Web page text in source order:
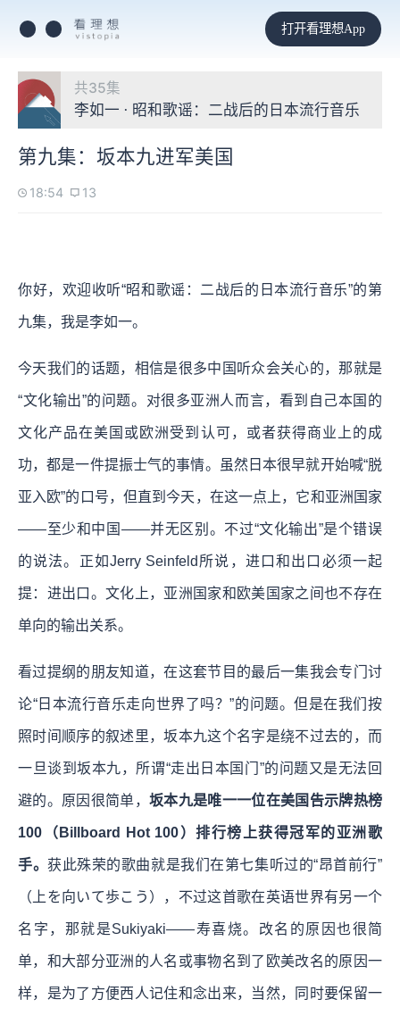
打开看理想App
共35集
李如一 · 昭和歌谣：二战后的日本流行音乐
第九集：坂本九进军美国
18:54 13
你好，欢迎收听“昭和歌谣：二战后的日本流行音乐”的第
九集，我是李如一。
今天我们的话题，相信是很多中国听众会关心的，那就是
“文化输出”的问题。对很多亚洲人而言，看到自己本国的
文化产品在美国或欧洲受到认可，或者获得商业上的成
功，都是一件提振士气的事情。虽然日本很早就开始喊“脱
亚入欧”的口号，但直到今天，在这一点上，它和亚洲国家
——至少和中国——并无区别。不过“文化输出”是个错误
的说法。正如Jerry Seinfeld所说，进口和出口必须一起
提：进出口。文化上，亚洲国家和欧美国家之间也不存在
单向的输出关系。
看过提纲的朋友知道，在这套节目的最后一集我会专门讨
论“日本流行音乐走向世界了吗？”的问题。但是在我们按
照时间顺序的叙述里，坂本九这个名字是绕不过去的，而
一旦谈到坂本九，所谓“走出日本国门”的问题又是无法回
避的。原因很简单， 坂本九是唯一一位在美国告示牌热榜
100（Billboard Hot 100）排行榜上获得冠军的亚洲歌
手。获此殊荣的歌曲就是我们在第七集听过的“昂首前行”
（上を向いて歩こう），不过这首歌在英语世界有另一个
名字，那就是Sukiyaki——寿喜烧。改名的原因也很简
单，和大部分亚洲的人名或事物名到了欧美改名的原因一
样，是为了方便西人记住和念出来，当然，同时要保留一